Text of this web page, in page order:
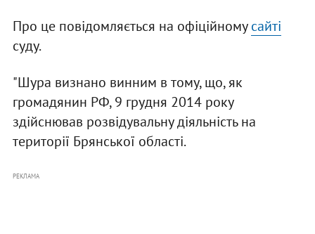
Про це повідомляється на офіційномусайті
суду.
"Шура визнано винним в тому, що, як
громадянин РФ, 9 грудня 2014 року
здійснював розвідувальну діяльність на
території Брянської області.
РЕКЛАМА